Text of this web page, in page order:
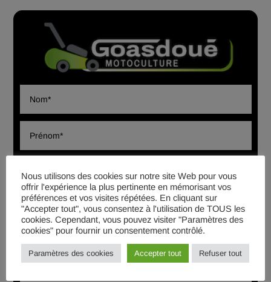
Nous utilisons des cookies sur notre site Web pour vous
offrir l'expérience la plus pertinente en mémorisant vos
préférences et vos visites répétées. En cliquant sur
"Accepter tout", vous consentez à l'utilisation de TOUS les
cookies. Cependant, vous pouvez visiter "Paramètres des
cookies" pour fournir un consentement contrôlé.
Paramètres des cookies Accepter tout Refuser tout